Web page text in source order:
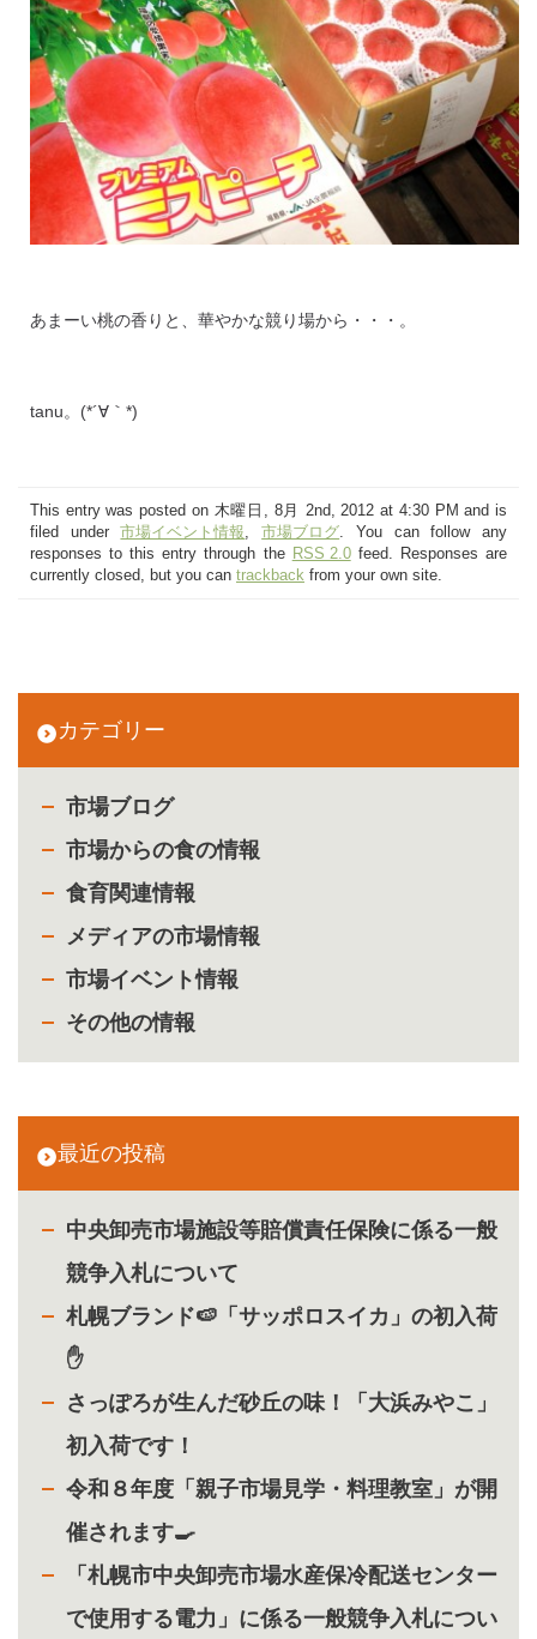
カテゴリー
市場ブログ
市場からの食の情報
食育関連情報
メディアの市場情報
市場イベント情報
その他の情報
最近の投稿
中央卸売市場施設等賠償責任保険に係る一般
競争入札について
札幌ブランド🍉「サッポロスイカ」の初入荷
✋
さっぽろが生んだ砂丘の味！「大浜みやこ」
初入荷です！
令和８年度「親子市場見学・料理教室」が開
催されます🍳
「札幌市中央卸売市場水産保冷配送センター
で使用する電力」に係る一般競争入札につい
あまーい桃の香りと、華やかな競り場から・・・。
tanu。(*´∀｀*)
This entry was posted on 木曜日, 8月 2nd, 2012 at 4:30 PM and is
filed under市場イベント情報,市場ブログ. You can follow any
responses to this entry through the RSS 2.0feed. Responses are
currently closed, but you can trackback from your own site.